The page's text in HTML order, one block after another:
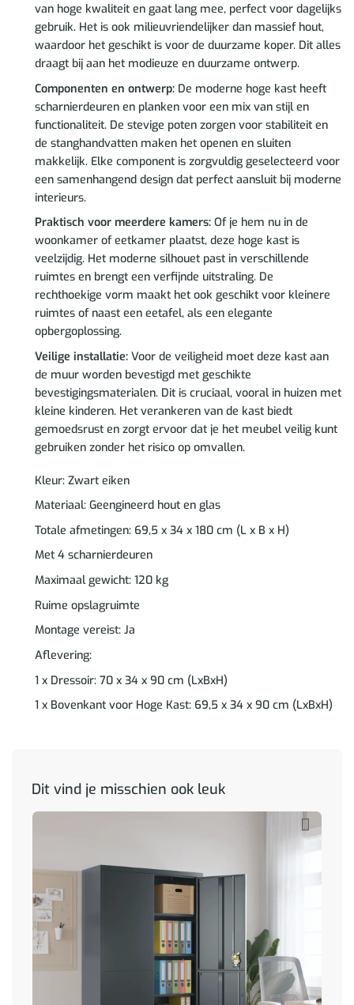
van hoge kwaliteit en gaat lang mee, perfect voor dagelijks
gebruik. Het is ook milieuvriendelijker dan massief hout,
waardoor het geschikt is voor de duurzame koper. Dit alles
draagt bij aan het modieuze en duurzame ontwerp.
Componenten en ontwerp:De moderne hoge kast heeft
scharnierdeuren en planken voor een mix van stijl en
functionaliteit. De stevige poten zorgen voor stabiliteit en
de stanghandvatten maken het openen en sluiten
makkelijk. Elke component is zorgvuldig geselecteerd voor
een samenhangend design dat perfect aansluit bij moderne
interieurs.
Praktisch voor meerdere kamers:Of je hem nu in de
woonkamer of eetkamer plaatst, deze hoge kast is
veelzijdig. Het moderne silhouet past in verschillende
ruimtes en brengt een verfijnde uitstraling. De
rechthoekige vorm maakt het ook geschikt voor kleinere
ruimtes of naast een eetafel, als een elegante
opbergoplossing.
Veilige installatie:Voor de veiligheid moet deze kast aan
de muur worden bevestigd met geschikte
bevestigingsmaterialen. Dit is cruciaal, vooral in huizen met
kleine kinderen. Het verankeren van de kast biedt
gemoedsrust en zorgt ervoor dat je het meubel veilig kunt
gebruiken zonder het risico op omvallen.
Kleur: Zwart eiken
Materiaal: Geengineerd hout en glas
Totale afmetingen: 69,5 x 34 x 180 cm (L x B x H)
Met 4 scharnierdeuren
Maximaal gewicht: 120 kg
Ruime opslagruimte
Montage vereist: Ja
Aflevering:
1 x Dressoir: 70 x 34 x 90 cm (LxBxH)
1 x Bovenkant voor Hoge Kast: 69,5 x 34 x 90 cm (LxBxH)
Dit vind je misschien ook leuk